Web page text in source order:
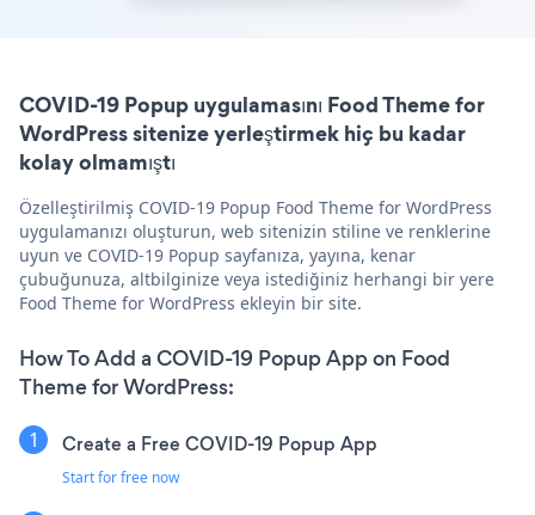
COVID-19 Popup uygulamasını Food Theme for
WordPress sitenize yerleştirmek hiç bu kadar
kolay olmamıştı
Özelleştirilmiş COVID-19 Popup Food Theme for WordPress
uygulamanızı oluşturun, web sitenizin stiline ve renklerine
uyun ve COVID-19 Popup sayfanıza, yayına, kenar
çubuğunuza, altbilginize veya istediğiniz herhangi bir yere
Food Theme for WordPress ekleyin bir site.
How To Add a COVID-19 Popup App on Food
Theme for WordPress:
Create a Free COVID-19 Popup App
Start for free now